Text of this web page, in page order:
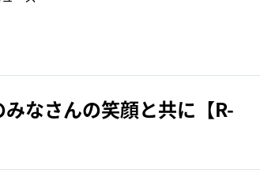
なさんの笑顔と共に【R-